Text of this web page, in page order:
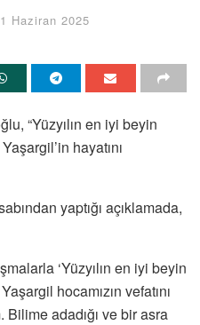
Haziran 2025
“Yüzyılın en iyi beyin
hayatını
yaptığı açıklamada,
‘Yüzyılın en iyi beyin
hocamızın vefatını
adadığı ve bir asra